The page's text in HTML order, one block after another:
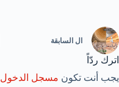
ال السابقة
اترك ردّاً
يجب أنت تكون مسجل الدخول